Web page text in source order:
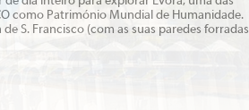
como Património Mundial de Humanidade.
S. Francisco (com as suas paredes forradas